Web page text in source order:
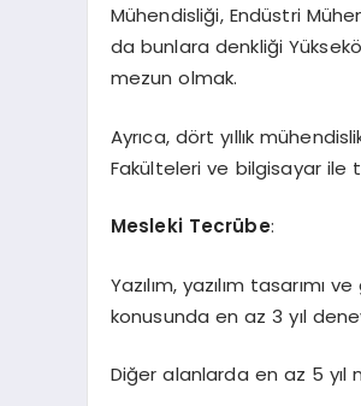
Mühendisliği, Endüstri
da bunlara denkliği
mezun olmak.
Ayrıca, dört yıllık
Fakülteleri ve bilgisayar
Mesleki Tecrübe:
Yazılım, yazılım
konusunda en az 3 yıl
Diğer alanlarda en az 5